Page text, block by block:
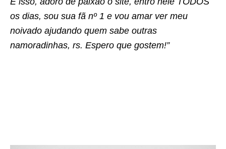
os dias, sou sua fã nº 1 e vou amar ver meu
noivado ajudando quem sabe outras
namoradinhas, rs. Espero que gostem!”